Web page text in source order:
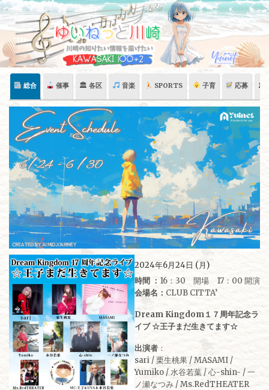
Skip
content
総合 催事 🏛 各区 音楽 SPORTS 子育 応募 🏛
2024年6月24日 (月)
時間 ： 16：30 開場 17：00 開演
会場名： CLUB CITTA’
Dream Kingdom１７周年記念ラ
イブ ☆王子まだ生きてます☆
出演者 ：
sari / 栗生桃果 / MASAMI /
Yumiko / 水谷若葉 / 心-shin- / 一
ノ瀬なつみ / Ms.RedTHEATER